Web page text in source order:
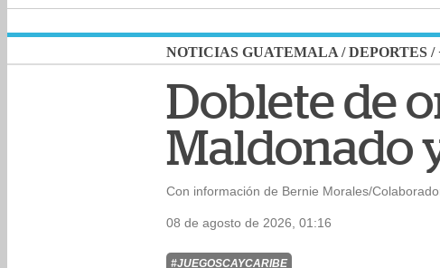
NOTICIAS GUATEMALA /DEPORTES /
Doblete de
Maldonado
Con información de Bernie Morales/
08 de agosto de 2026, 01:16
#JUEGOSCAYCARIBE